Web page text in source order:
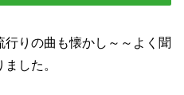
りの曲も懐かし～～よく聞
した。